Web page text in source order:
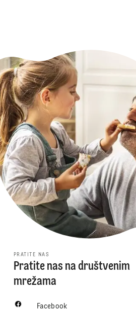
PRATITE NAS
Pratite nas na društvenim
mrežama
Facebook